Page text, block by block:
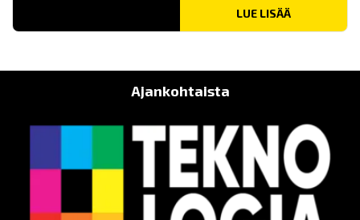
LUE LISÄÄ
Ajankohtaista